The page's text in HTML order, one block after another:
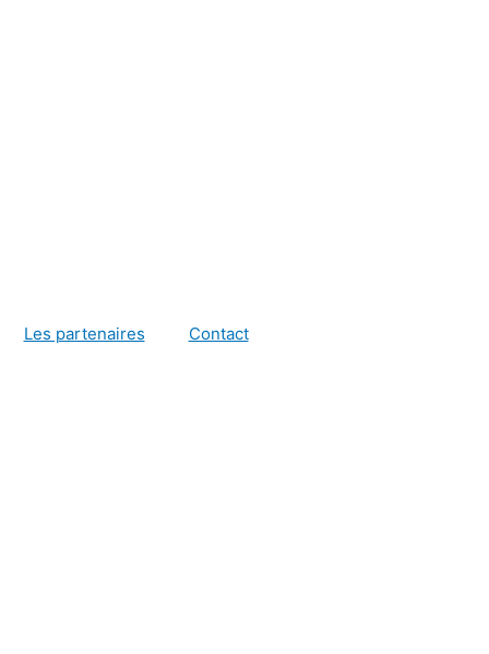
Les partenaires Contact